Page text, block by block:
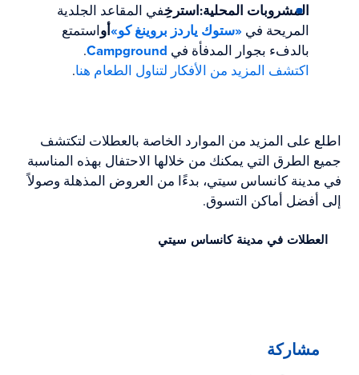
المشروبات المحلية:استرخِفي المقاعد الجلدية
المريحة في «ستوك ياردز بروينغ كو»أواستمتع
بالدفء بجوار المدفأة في Campground
.
اكتشف المزيد من الأفكار لتناول الطعام هنا.
اطلع على المزيد من الموارد الخاصة بالعطلات لتكتشف
جميع الطرق التي يمكنك من خلالها الاحتفال بهذه المناسبة
في مدينة كانساس سيتي، بدءًا من العروض المذهلة وصولاً
إلى أفضل أماكن التسوق.
العطلات في مدينة كانساس سيتي
مشاركة